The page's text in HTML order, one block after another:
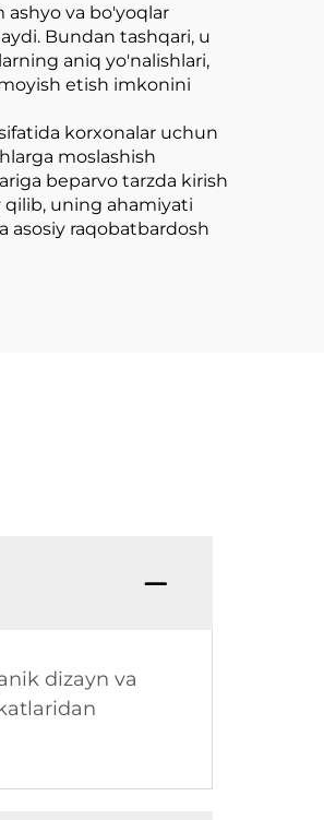
va bo'yoqlar
Bundan tashqari, u
aniq yo'nalishlari,
etish imkonini
korxonalar uchun
moslashish
beparvo tarzda kirish
qilib, uning ahamiyati
asosiy raqobatbardosh
dizayn va